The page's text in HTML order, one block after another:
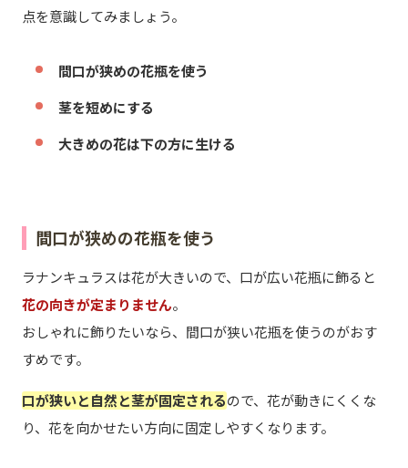
点を意識してみましょう。
間口が狭めの花瓶を使う
茎を短めにする
大きめの花は下の方に生ける
間口が狭めの花瓶を使う
ラナンキュラスは花が大きいので、口が広い花瓶に飾ると
花の向きが定まりません。
おしゃれに飾りたいなら、間口が狭い花瓶を使うのがおす
すめです。
口が狭いと自然と茎が固定されるので、花が動きにくくな
り、花を向かせたい方向に固定しやすくなります。